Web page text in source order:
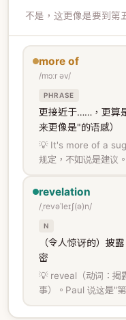
不是，这更像是要到第
more of
/mɔːr əv/
PHRASE
更接近于……，更算
来更像是"的语感）
💡 It's more of a
规定，不如说是建议。
revelation
/ˌrevəˈleɪʃ(ə)n/
N
（令人惊讶的）披
密
💡 reveal（动词：
事）。Paul 说这是"